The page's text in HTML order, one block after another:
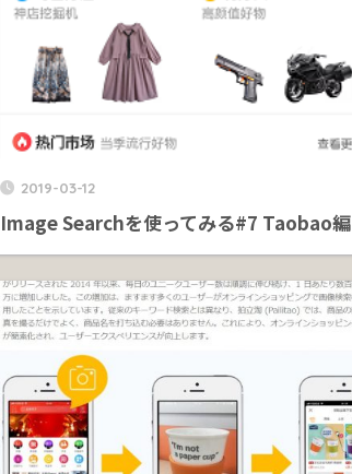
2019-03-12
Image Searchを使ってみる#7 Taobao編